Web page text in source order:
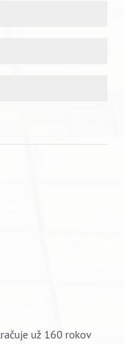
už 160 rokov